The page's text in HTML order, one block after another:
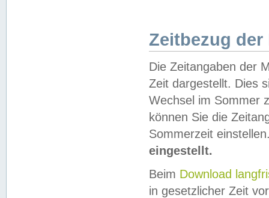
Zeitbezug der
Die Zeitangaben der
Zeit dargestellt. Dies
Wechsel im Sommer
können Sie die
Sommerzeit
eingestellt.
Beim Download
in gesetzlicher Zeit